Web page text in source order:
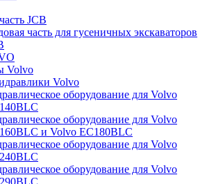
JCB
часть для гусеничных экскаваторов
Volvo
Volvo
оборудование для Volvo
оборудование для Volvo
и Volvo EC180BLC
оборудование для Volvo
оборудование для Volvo